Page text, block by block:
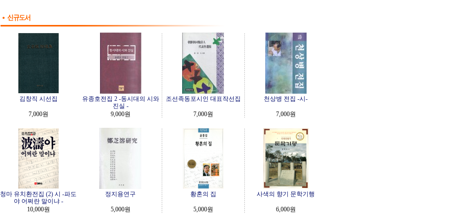
김창직 시선집
7,000원
유종호전집 2 -동시대의 시와
진실 -
9,000원
조선족동포시인 대표작선집
7,000원
천상병 전집 -시-
7,000원
청마 유치환전집 (2) 시 -파도
야 어쩌란 말이냐 -
10,000원
정지용연구
5,000원
황혼의 집
5,000원
사색의 향기 문학기행
6,000원